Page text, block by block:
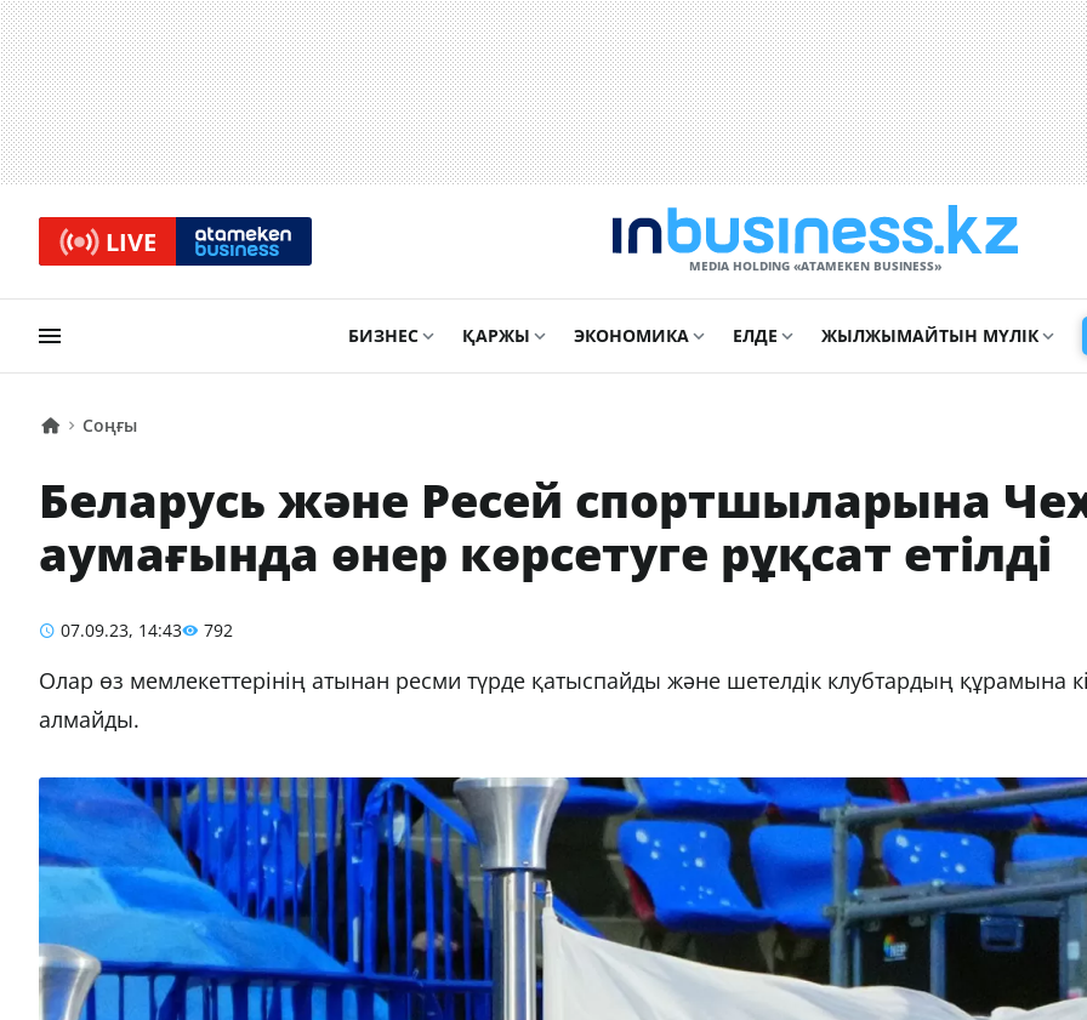
LIVE
MEDIA HOLDING «ATAMEKЕN BUSINESS»
БИЗНЕС ҚАРЖЫ ЭКОНОМИКА ЕЛДЕ ЖЫЛЖЫМАЙТЫН МҮЛІК
Соңғы
Беларусь және Ресей спортшыларына
аумағында өнер көрсетуге рұқсат етілді
07.09.23, 14:43 792
Олар өз мемлекеттерінің атынан ресми түрде қатыспайды және шетелдік клубтардың құрамына
алмайды.